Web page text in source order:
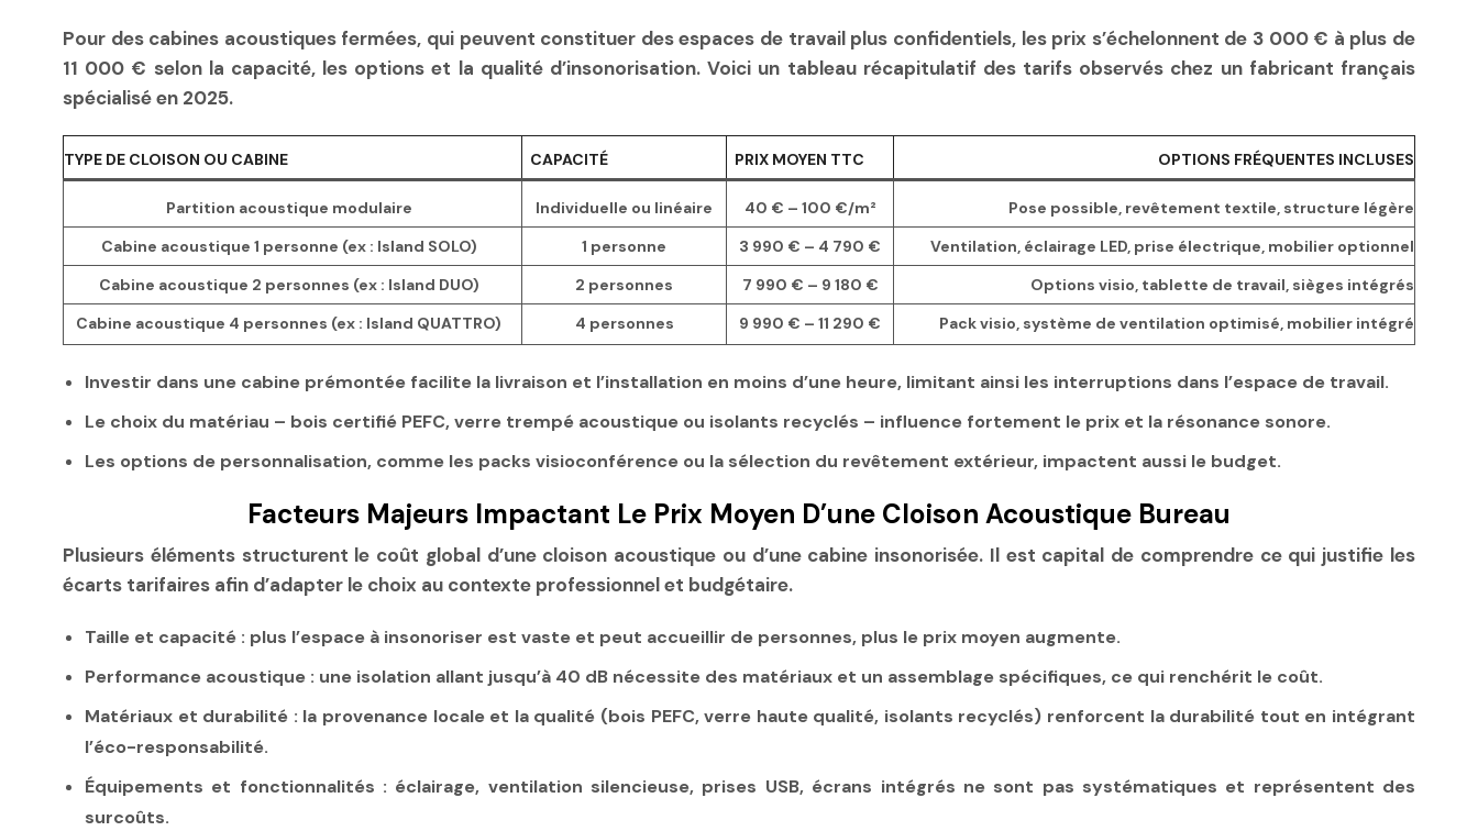
Pour des cabines acoustiques fermées, qui peuvent constituer des espaces de travail plus confidentiels, les prix s’échelonnent de 3 000 € à plus de
11 000 € selon la capacité, les options et la qualité d’insonorisation. Voici un tableau récapitulatif des tarifs observés chez un fabricant français
spécialisé en 2025.
TYPE DE CLOISON OU CABINE CAPACITÉ PRIX MOYEN TTC OPTIONS FRÉQUENTES INCLUSES
Partition acoustique modulaire Individuelle ou linéaire 40 € – 100 €/m²
Pose possible, revêtement textile, structure légère
Cabine acoustique 1 personne (ex : Island SOLO)
1 personne 3 990 € – 4 790 €
Ventilation, éclairage LED, prise électrique, mobilier optionnel
Cabine acoustique 2 personnes (ex : Island DUO)
2 personnes 7 990 € – 9 180 €
Options visio, tablette de travail, sièges intégrés
Cabine acoustique 4 personnes (ex : Island QUATTRO)
4 personnes 9 990 € – 11 290 € Pack visio, système de ventilation optimisé, mobilier intégré
Investir dans une cabine prémontée facilite la livraison et l’installation en moins d’une heure, limitant ainsi les interruptions dans l’espace de travail.
Le choix du matériau – bois certifié PEFC, verre trempé acoustique ou isolants recyclés – influence fortement le prix et la résonance sonore.
Les options de personnalisation, comme les packs visioconférence ou la sélection du revêtement extérieur, impactent aussi le budget.
Facteurs Majeurs Impactant Le Prix Moyen D’une Cloison Acoustique Bureau
Plusieurs éléments structurent le coût global d’une cloison acoustique ou d’une cabine insonorisée. Il est capital de comprendre ce qui justifie les
écarts tarifaires afin d’adapter le choix au contexte professionnel et budgétaire.
Taille et capacité : plus l’espace à insonoriser est vaste et peut accueillir de personnes, plus le prix moyen augmente.
Performance acoustique : une isolation allant jusqu’à 40 dB nécessite des matériaux et un assemblage spécifiques, ce qui renchérit le coût.
Matériaux et durabilité : la provenance locale et la qualité (bois PEFC, verre haute qualité, isolants recyclés) renforcent la durabilité tout en intégrant
l’éco-responsabilité.
Équipements et fonctionnalités : éclairage, ventilation silencieuse, prises USB, écrans intégrés ne sont pas systématiques et représentent des
surcoûts.